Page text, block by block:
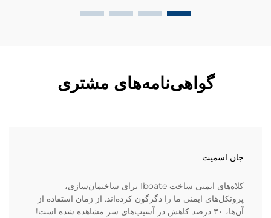
گواهی‌نامه‌های مشتری
جان اسمیت
کلاه‌های ایمنی ساخت Iboate برای ساختمان‌سازی،
پروتکل‌های ایمنی ما را دگرگون کرده‌اند. از زمان استفاده از
آن‌ها، ۳۰ درصد کاهش در آسیب‌های سر مشاهده شده است!